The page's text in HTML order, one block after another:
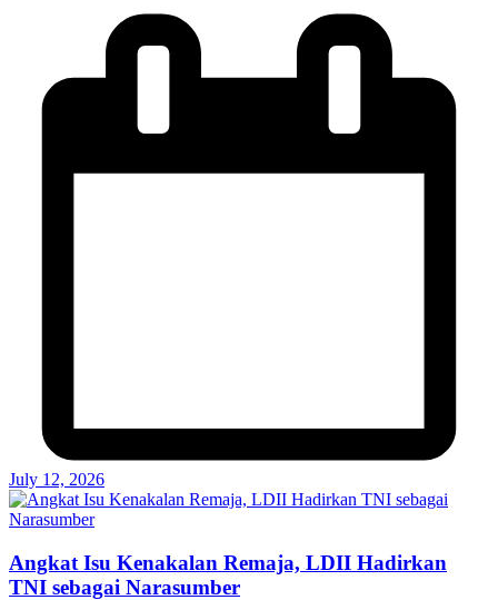
July 12, 2026
Angkat Isu Kenakalan Remaja, LDII Hadirkan
TNI sebagai Narasumber